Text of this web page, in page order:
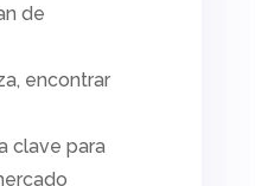
de
encontrar
clave para